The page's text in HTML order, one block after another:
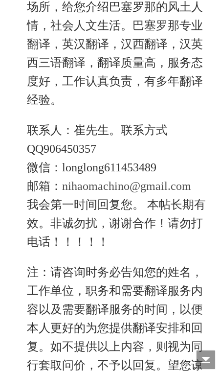
场所，给您介绍巴塞罗那的风土人
情，社会人文生活。巴塞罗那专业
翻译，英汉翻译，汉西翻译，汉英
西三语翻译，翻译质量高，服务态
度好，工作认真负责，有多年翻译
经验。
联系人：崔先生。联系方式
QQ906450357
微信：longlong611453489
邮箱： nihaomachino@gmail.com
我会第一时间回复您。 本帖长期有
效。非诚勿扰，谢谢合作！请勿打
电话！！！！！
注：请咨询时务必告知您的姓名，
工作单位，职务和需要翻译服务内
容以及需要翻译服务的时间，以便
本人更好的为您提供翻译安排和回
复。如不提供以上内容，则视为同
行套取问价，不予以回复。望您谅